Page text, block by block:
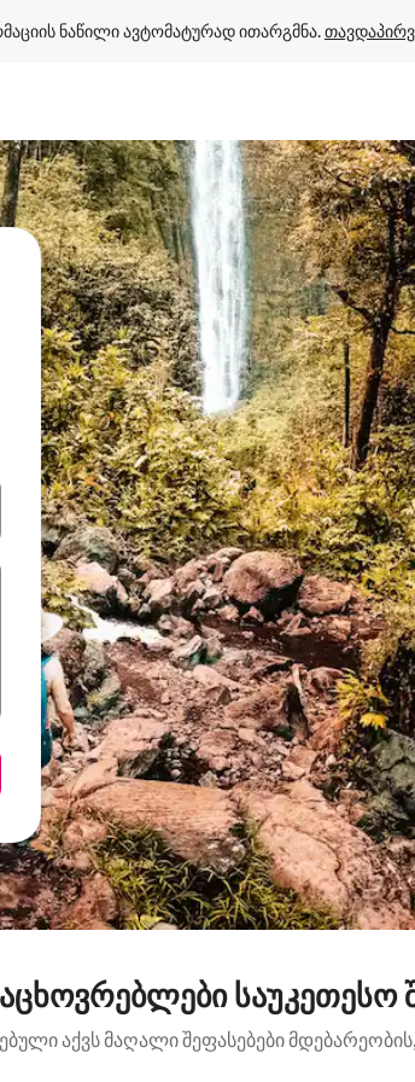
ნაწილი ავტომატურად ითარგმნა.
გამოიყენეთ კლავიშები ზემოთ/ქვემოთ
საუკეთესო
აქვს მაღალი შეფასებები